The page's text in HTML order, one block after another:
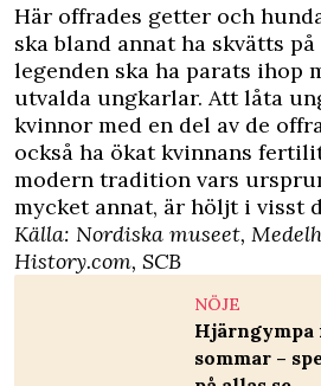
Här offrades getter och
ska bland annat ha skvätts
legenden ska ha parats ihop
utvalda ungkarlar. Att låta
kvinnor med en del av de
också ha ökat kvinnans
modern tradition vars
mycket annat, är höljt i visst
Källa: Nordiska museet,
History.com, SCB
NÖJE
Hjärngympa
sommar –